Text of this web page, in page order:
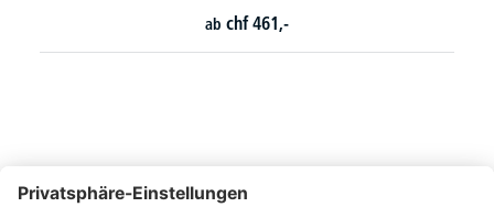
Montags bis Freitags von 08:30 - 17:00 Uhr